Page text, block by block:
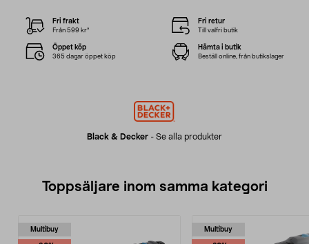
Black & Decker - Se alla produkter
Fri frakt
Från 599 kr*
Fri retur
Till valfri butik
Öppet köp
365 dagar öppet köp
Hämta i butik
Beställ online, från butikslager
Toppsäljare inom samma kategori
Multibuy Multibuy